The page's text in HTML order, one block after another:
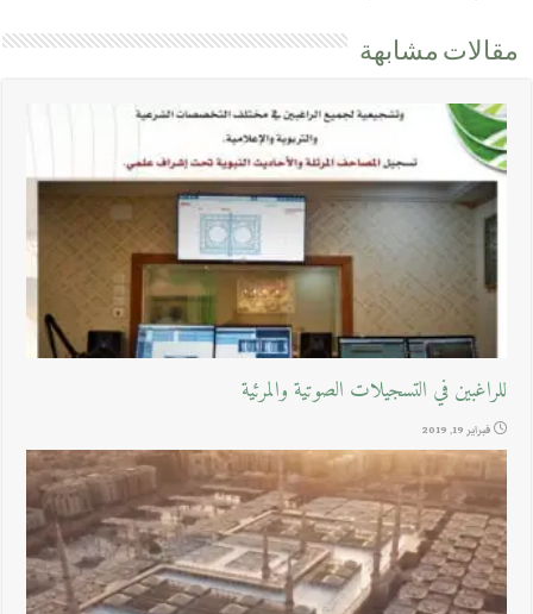
مقالات مشابهة
للراغبين في التسجيلات الصوتية والمرئية
فبراير 19, 2019